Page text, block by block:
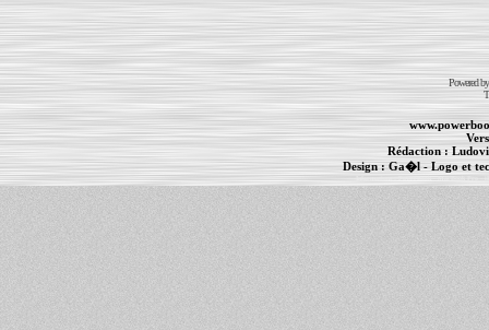
Powered
Rédaction :
Design :Ga�l - Logo et
PowerBook-MacBook Pro